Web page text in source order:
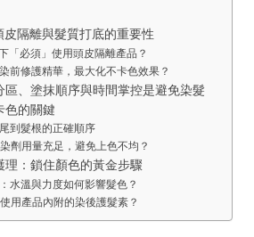
隔離與髮質打底的重要性
「必須」使用頭皮隔離產品？
前修護精華，最大化不卡色效果？
區、塗抹順序與時間掌控是避免染髮
色的關鍵
到髮根的正確順序
劑用量充足，避免上色不均？
理：鎖住顏色的黃金步驟
水溫與力度如何影響髮色？
用產品內附的染後護髮素？